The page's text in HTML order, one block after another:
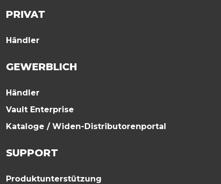
PRIVAT
Händler
GEWERBLICH
Händler
Vault Enterprise
Kataloge / Widen-Distributorenportal
SUPPORT
Produktunterstützung